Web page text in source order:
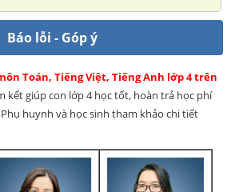
Báo lỗi - Góp ý
Toán, Tiếng Việt, Tiếng Anh lớp 4 trên
kết giúp con lớp 4 học tốt, hoàn trả học phí
huynh và học sinh tham khảo chi tiết